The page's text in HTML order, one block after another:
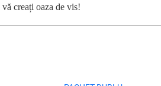
creați oaza de vis!